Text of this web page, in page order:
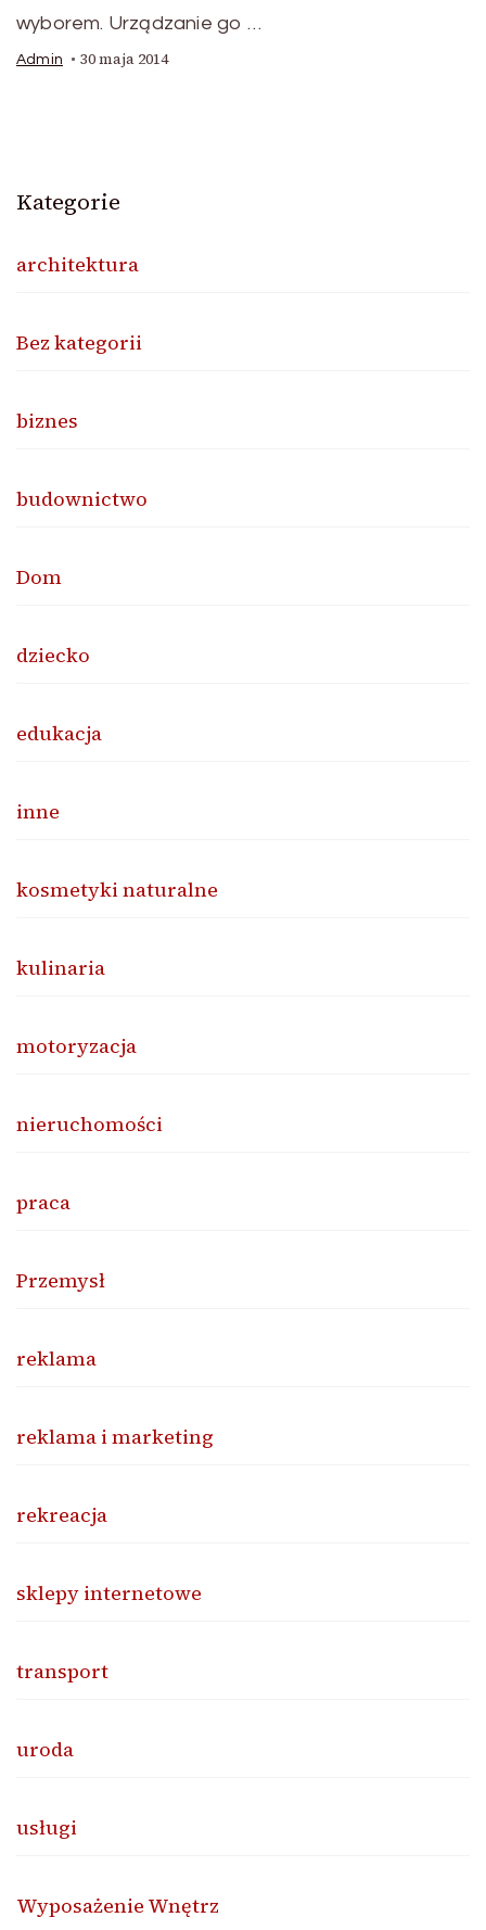
wyborem. Urządzanie go …
Admin 30 maja 2014
Kategorie
architektura
Bez kategorii
biznes
budownictwo
Dom
dziecko
edukacja
inne
kosmetyki naturalne
kulinaria
motoryzacja
nieruchomości
praca
Przemysł
reklama
reklama i marketing
rekreacja
sklepy internetowe
transport
uroda
usługi
Wyposażenie Wnętrz